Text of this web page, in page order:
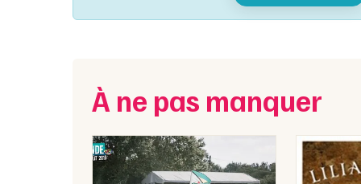
À ne pas manquer